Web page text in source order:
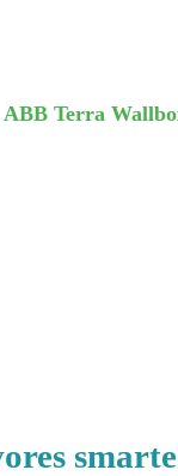
ABB Terra